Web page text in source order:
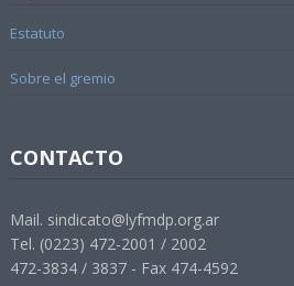
Estatuto
Sobre el gremio
CONTACTO
Mail. sindicato@lyfmdp.org.ar
Tel. (0223) 472-2001 / 2002
472-3834 / 3837 - Fax 474-4592